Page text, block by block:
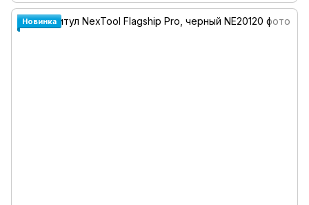
Новинка